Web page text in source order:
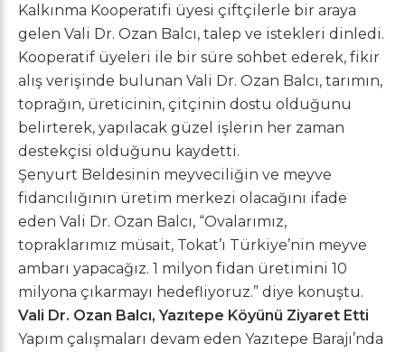
Kalkınma Kooperatifi üyesi çiftçilerle bir araya
gelen Vali Dr. Ozan Balcı, talep ve istekleri dinledi.
Kooperatif üyeleri ile bir süre sohbet ederek, fikir
alış verişinde bulunan Vali Dr. Ozan Balcı, tarımın,
toprağın, üreticinin, çitçinin dostu olduğunu
belirterek, yapılacak güzel işlerin her zaman
destekçisi olduğunu kaydetti.
Şenyurt Beldesinin meyveciliğin ve meyve
fidancılığının üretim merkezi olacağını ifade
eden Vali Dr. Ozan Balcı, “Ovalarımız,
topraklarımız müsait, Tokat’ı Türkiye’nin meyve
ambarı yapacağız. 1 milyon fidan üretimini 10
milyona çıkarmayı hedefliyoruz.” diye konuştu.
Vali Dr. Ozan Balcı, Yazıtepe Köyünü Ziyaret Etti
Yapım çalışmaları devam eden Yazıtepe Barajı’nda